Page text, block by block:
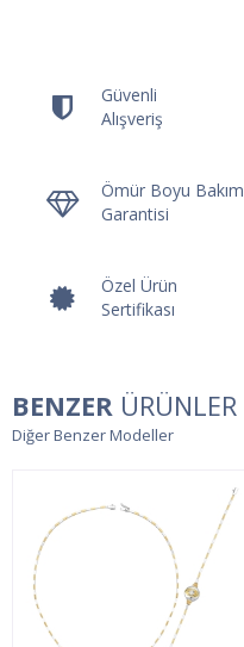
Güvenli
Alışveriş
Ömür Boyu Bakım
Garantisi
Özel Ürün
Sertifikası
BENZER ÜRÜNLER
Diğer Benzer Modeller